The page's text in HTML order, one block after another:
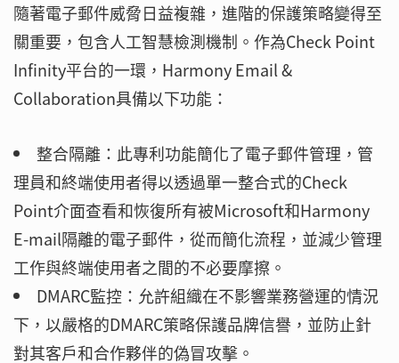
隨著電子郵件威脅日益複雜，進階的保護策略變得至
關重要，包含人工智慧檢測機制。作為Check Point
Infinity平台的一環，Harmony Email &
Collaboration具備以下功能：
整合隔離：此專利功能簡化了電子郵件管理，管
理員和終端使用者得以透過單一整合式的Check
Point介面查看和恢復所有被Microsoft和Harmony
E-mail隔離的電子郵件，從而簡化流程，並減少管理
工作與終端使用者之間的不必要摩擦。
DMARC監控：允許組織在不影響業務營運的情況
下，以嚴格的DMARC策略保護品牌信譽，並防止針
對其客戶和合作夥伴的偽冒攻擊。